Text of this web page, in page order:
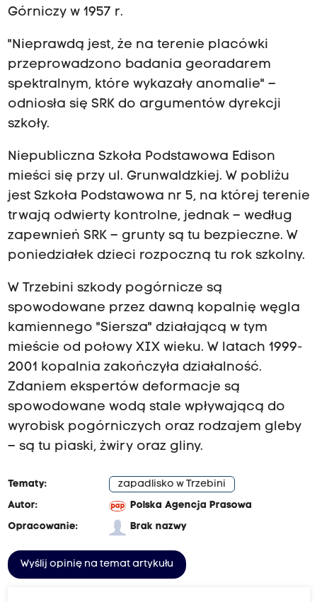
Górniczy w 1957 r.
"Nieprawdą jest, że na terenie placówki
przeprowadzono badania georadarem
spektralnym, które wykazały anomalie" –
odniosła się SRK do argumentów dyrekcji
szkoły.
Niepubliczna Szkoła Podstawowa Edison
mieści się przy ul. Grunwaldzkiej. W pobliżu
jest Szkoła Podstawowa nr 5, na której terenie
trwają odwierty kontrolne, jednak – według
zapewnień SRK – grunty są tu bezpieczne. W
poniedziałek dzieci rozpoczną tu rok szkolny.
W Trzebini szkody pogórnicze są
spowodowane przez dawną kopalnię węgla
kamiennego "Siersza" działającą w tym
mieście od połowy XIX wieku. W latach 1999-
2001 kopalnia zakończyła działalność.
Zdaniem ekspertów deformacje są
spowodowane wodą stale wpływającą do
wyrobisk pogórniczych oraz rodzajem gleby
– są tu piaski, żwiry oraz gliny.
Tematy:
zapadlisko w Trzebini
Autor:
Polska Agencja Prasowa
Opracowanie:
Brak nazwy
Wyślij opinię na temat artykułu